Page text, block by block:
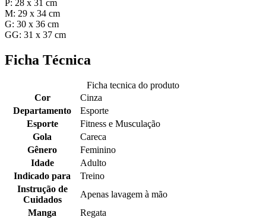
P: 28 x 31 cm
M: 29 x 34 cm
G: 30 x 36 cm
GG: 31 x 37 cm
Ficha Técnica
Ficha tecnica do produto
Cor
Cinza
Departamento
Esporte
Esporte
Fitness e Musculação
Gola
Careca
Gênero
Feminino
Idade
Adulto
Indicado para
Treino
Instrução de
Cuidados
Apenas lavagem à mão
Manga
Regata